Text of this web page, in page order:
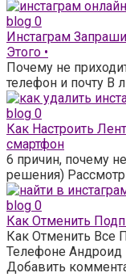
blog 0
Инстаграм
Этого •
Почему не
телефон и почту В
blog 0
Как Настроить
смартфон
6 причин, почему
решения)
blog 0
Как Отменить
Как Отменить Все
Телефоне Андроид
Добавить